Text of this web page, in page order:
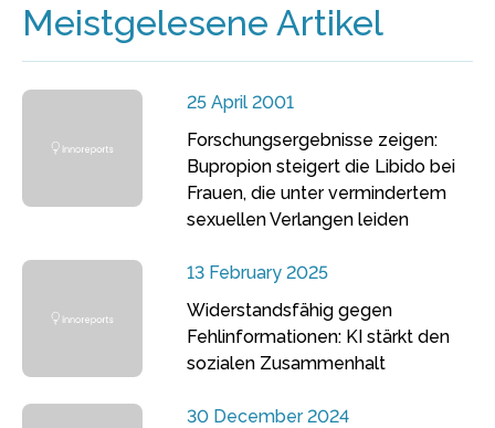
Meistgelesene Artikel
25 April 2001
Forschungsergebnisse zeigen:
Bupropion steigert die Libido bei
Frauen, die unter vermindertem
sexuellen Verlangen leiden
13 February 2025
Widerstandsfähig gegen
Fehlinformationen: KI stärkt den
sozialen Zusammenhalt
30 December 2024